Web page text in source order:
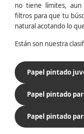
no tiene límites,
filtros para que tu
natural acotando lo
Están son nuestra
Papel pintado
Papel pintado
Papel pintado